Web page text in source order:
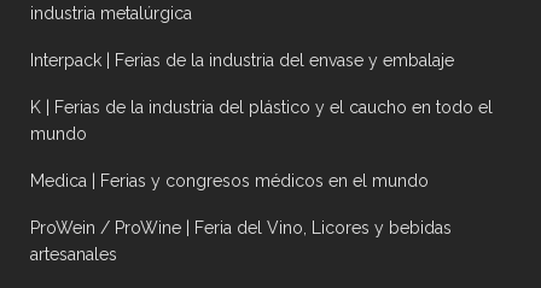
industria metalúrgica
Interpack | Ferias de la industria del envase y embalaje
K | Ferias de la industria del plástico y el caucho en todo el
mundo
Medica | Ferias y congresos médicos en el mundo
ProWein / ProWine | Feria del Vino, Licores y bebidas
artesanales